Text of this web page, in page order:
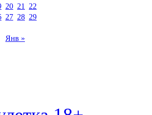
Янв »
20 21
22
27 28 29